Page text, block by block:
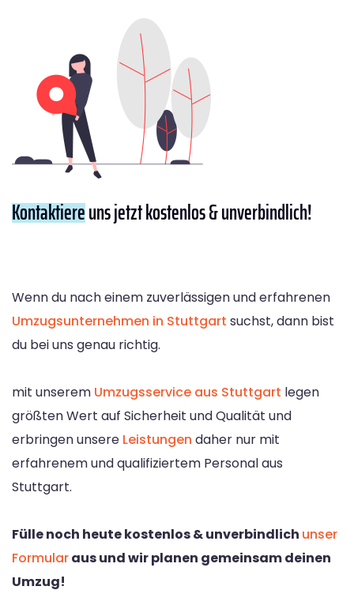
Kontaktiereuns jetzt kostenlos & unverbindlich!
Wenn du nach einem zuverlässigen und erfahrenen
Umzugsunternehmen in Stuttgart suchst, dann bist
du bei uns genau richtig.
mit unserem Umzugsservice aus Stuttgart legen
größten Wert auf Sicherheit und Qualität und
erbringen unsere Leistungen daher nur mit
erfahrenem und qualifiziertem Personal aus
Stuttgart.
Fülle noch heute kostenlos & unverbindlich unser
Formularaus und wir planen gemeinsam deinen
Umzug!